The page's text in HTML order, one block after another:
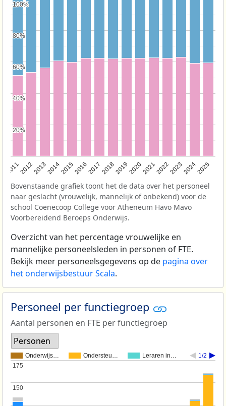
201120122013201420152016201720182019202020212022202320242025
20%
20%
40%
40%
60%
60%
80%
80%
100%
100%
Bovenstaande grafiek toont het de data over het personeel
naar geslacht (vrouwelijk, mannelijk of onbekend) voor de
school Coenecoop College voor Atheneum Havo Mavo
Voorbereidend Beroeps Onderwijs.
Overzicht van het percentage vrouwelijke en
mannelijke personeelsleden in personen of FTE.
Bekijk meer personeelsgegevens op de pagina over
het onderwijsbestuur Scala.
Personeel per functiegroep
Aantal personen en FTE per functiegroep
Personen
Onderwijs… Ondersteu… Leraren in… 1/2
150
150
175
175